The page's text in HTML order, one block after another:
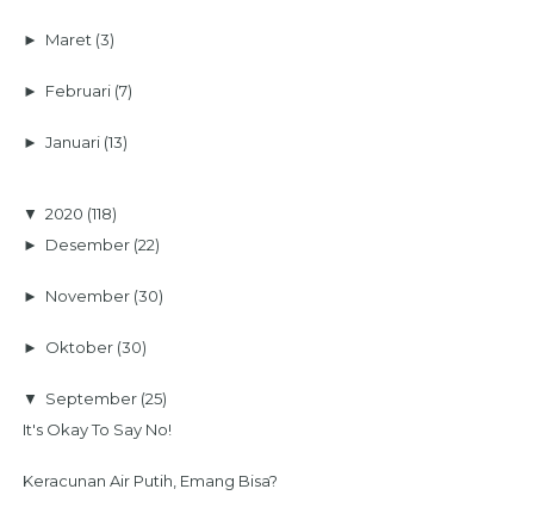
► Maret (3)
► Februari (7)
►Januari (13)
▼2020 (118)
► Desember (22)
► November (30)
► Oktober (30)
▼ September (25)
It's Okay To Say No!
Keracunan Air Putih, Emang Bisa?